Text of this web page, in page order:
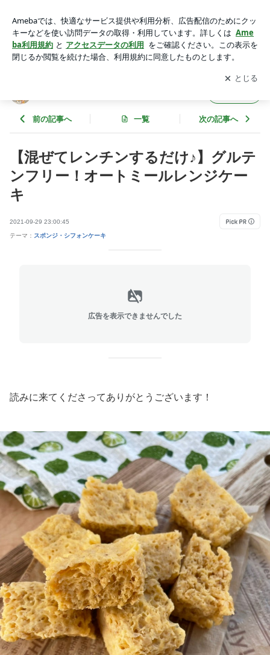
レンジケーキ | 元パティシエの砂糖・油ひかえめおやつ
アプリをダウンロードして ブログの更新通知
を受け取りまし
ょう。
開く
前の記事へ 一覧 次の記事へ
【混ぜてレンチンするだけ♪】グルテ
ンフリー！オートミールレンジケー
キ
2021-09-29 23:00:45
テーマ： スポンジ・シフォンケーキ
広告を表示できませんでした
読みに来てくださってありがとうございます！